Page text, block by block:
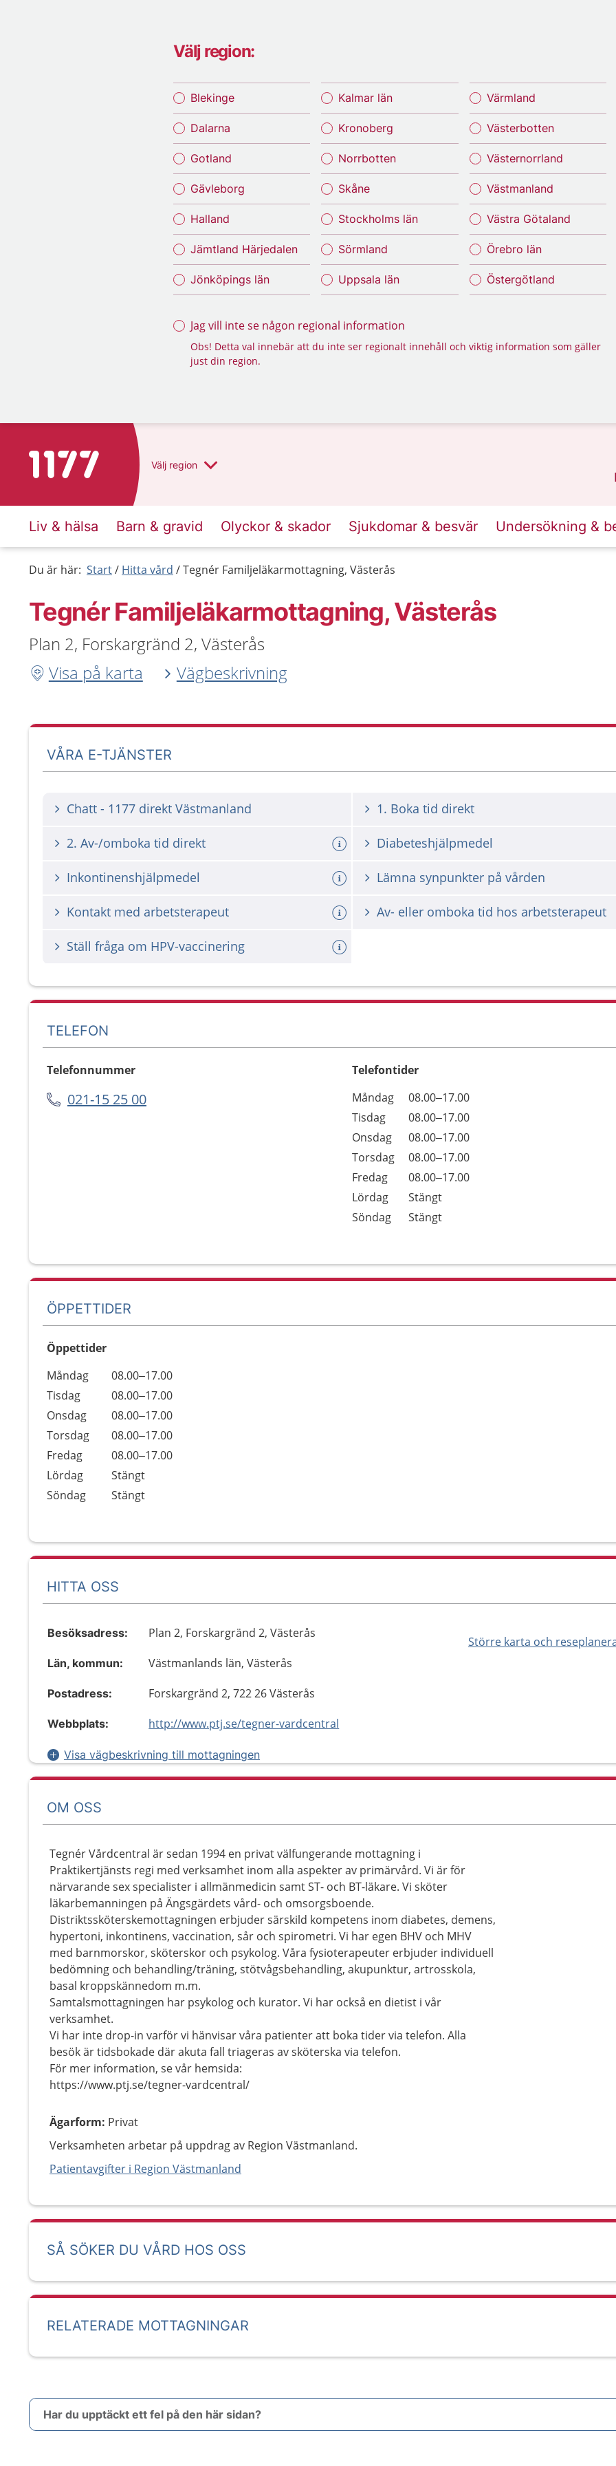
Välj region:
Blekinge
Dalarna
Gotland
Gävleborg
Halland
Jämtland Härjedalen
Jönköpings län
Kalmar län
Kronoberg
Norrbotten
Skåne
Stockholms län
Sörmland
Uppsala län
Värmland
Västerbotten
Västernorrland
Västmanland
Västra Götaland
Örebro län
Östergötland
Jag vill inte se någon regional information
Obs! Detta val innebär att du inte ser regionalt innehåll och viktig information som gäller
just din region.
Till startsidan för 1177 Välj region
Liv & hälsa Barn & gravid Olyckor & skador Sjukdomar & besvär Undersökning &
Du är här: Start Hitta vård Tegnér Familjeläkarmottagning, Västerås
Tegnér Familjeläkarmottagning, Västerås
Plan 2, Forskargränd 2, Västerås
Visa på karta
Vägbeskrivning
VÅRA E-TJÄNSTER
Chatt - 1177 direkt Västmanland 1. Boka tid direkt
2. Av-/omboka tid direkt Diabeteshjälpmedel
Inkontinenshjälpmedel Lämna synpunkter på vården
Kontakt med arbetsterapeut Av- eller omboka tid hos arbetsterapeut
Ställ fråga om HPV-vaccinering
TELEFON
Telefonnummer
021-15 25 00
Telefontider
Dag
Öppettider
Kommentarer
Måndag
08.00–17.00
Tisdag
08.00–17.00
Onsdag
08.00–17.00
Torsdag
08.00–17.00
Fredag
08.00–17.00
Lördag
Stängt
Söndag
Stängt
ÖPPETTIDER
Öppettider
Dag
Öppettider
Kommentarer
Måndag
08.00–17.00
Tisdag
08.00–17.00
Onsdag
08.00–17.00
Torsdag
08.00–17.00
Fredag
08.00–17.00
Lördag
Stängt
Söndag
Stängt
HITTA OSS
Större karta och
Besöksadress: Plan 2, Forskargränd 2, Västerås
Län, kommun: Västmanlands län, Västerås
Postadress: Forskargränd 2, 722 26 Västerås
Webbplats: http://www.ptj.se/tegner-vardcentral
Visa vägbeskrivning till mottagningen
OM OSS
Tegnér Vårdcentral är sedan 1994 en privat välfungerande mottagning i
Praktikertjänsts regi med verksamhet inom alla aspekter av primärvård. Vi är för
närvarande sex specialister i allmänmedicin samt ST- och BT-läkare. Vi sköter
läkarbemanningen på Ängsgärdets vård- och omsorgsboende.
Distriktssköterskemottagningen erbjuder särskild kompetens inom diabetes, demens,
hypertoni, inkontinens, vaccination, sår och spirometri. Vi har egen BHV och MHV
med barnmorskor, sköterskor och psykolog. Våra fysioterapeuter erbjuder individuell
bedömning och behandling/träning, stötvågsbehandling, akupunktur, artrosskola,
basal kroppskännedom m.m.
Samtalsmottagningen har psykolog och kurator. Vi har också en dietist i vår
verksamhet.
Vi har inte drop-in varför vi hänvisar våra patienter att boka tider via telefon. Alla
besök är tidsbokade där akuta fall triageras av sköterska via telefon.
För mer information, se vår hemsida:
https://www.ptj.se/tegner-vardcentral/
Ägarform: Privat
Verksamheten arbetar på uppdrag av Region Västmanland.
Patientavgifter i Region Västmanland
SÅ SÖKER DU VÅRD HOS OSS
RELATERADE MOTTAGNINGAR
Har du upptäckt ett fel på den här sidan?